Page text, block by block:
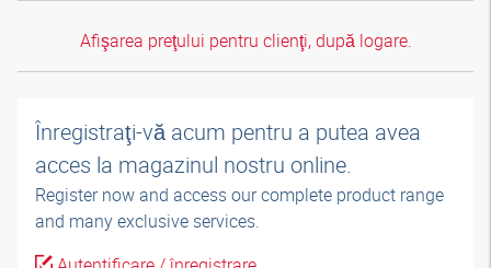
Afişarea preţului pentru clienţi, după logare.
Înregistraţi-vă acum pentru a putea avea
acces la magazinul nostru online.
Register now and access our complete product range
and many exclusive services.